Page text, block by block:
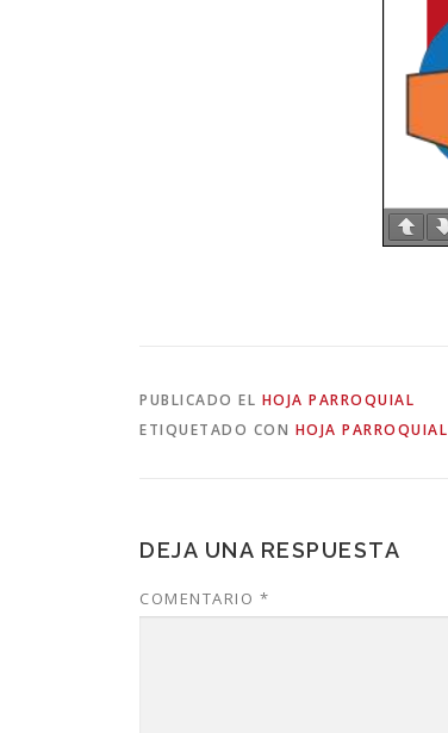
PUBLICADO EL HOJA PARROQUIAL
ETIQUETADO CON HOJA PARROQUIAL
DEJA UNA RESPUESTA
COMENTARIO *